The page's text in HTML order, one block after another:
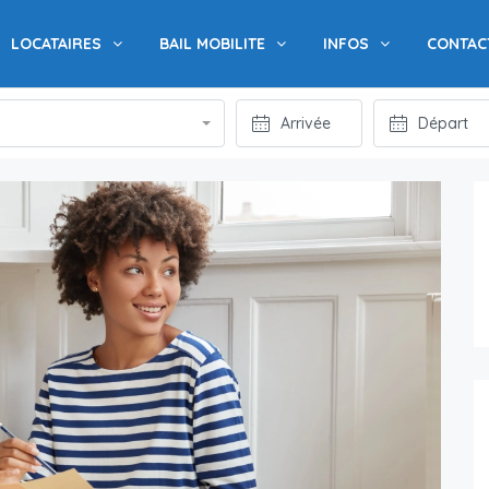
LOCATAIRES BAIL MOBILITE INFOS